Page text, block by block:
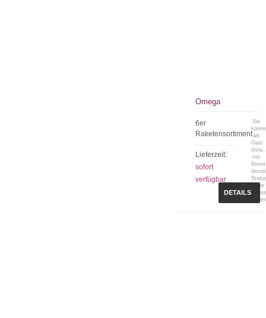
Omega
6er
Raketensortiment
Lieferzeit:
sofort
verfügbar
Sie
als
Gast
(bzw.
mit
Ihrem
keine
DETAILS